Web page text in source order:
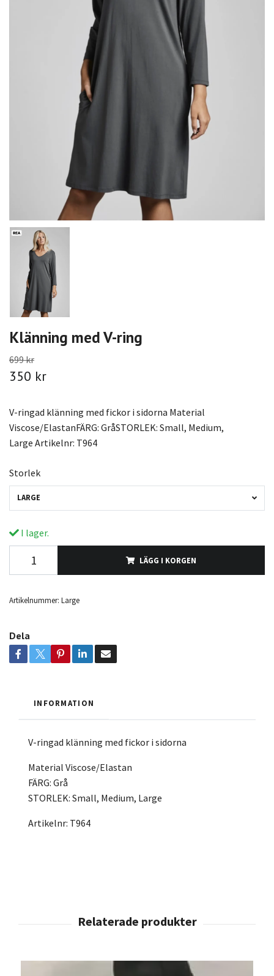
Klänning med V-ring
699 kr
350 kr
V-ringad klänning med fickor i sidorna Material
Viscose/ElastanFÄRG: GråSTORLEK: Small, Medium,
Large Artikelnr: T964
Storlek
LARGE
I lager.
LÄGG I KORGEN
Artikelnummer: Large
Dela
INFORMATION
V-ringad klänning med fickor i sidorna
Material Viscose/Elastan
FÄRG: Grå
STORLEK: Small, Medium, Large
Artikelnr: T964